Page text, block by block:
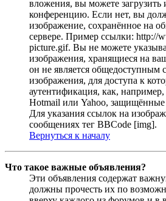
вложения, вы можете загрузить
конференцию. Если нет, вы
изображение, сохранённое на
сервере. Пример ссылки: http://
picture.gif. Вы не можете
изображения, хранящиеся на
он не является общедоступным
изображения, для доступа к
аутентификация, как,
Hotmail или Yahoo,
Для указания ссылок на
сообщениях тег BBCode [img].
Вернуться к началу
Что такое важные объявления?
Эти объявления содержат
должны прочесть их по